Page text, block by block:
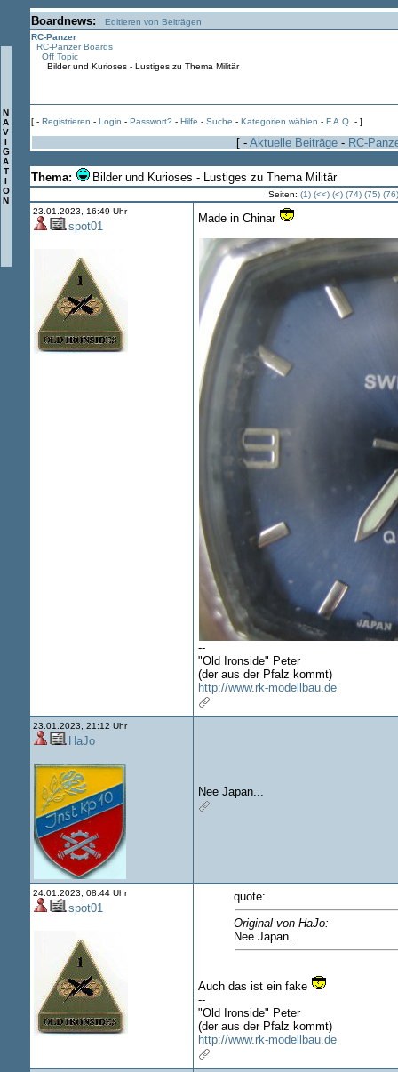
N
A
V
I
G
A
T
I
O
N
Boardnews:
Editieren von Beiträgen
RC-Panzer
RC-Panzer Boards
Off Topic
Bilder und Kurioses - Lustiges zu Thema Militär
[ -Registrieren -Login -Passwort? -Hilfe -Suche -Kategorien wählen -F.A.Q. - ]
[ - Aktuelle Beiträge - RC-
Thema: Bilder und Kurioses - Lustiges zu Thema Militär
Seiten:(1) (<<) (<) (74) (75)
23.01.2023, 16:49 Uhr
spot01
Made in Chinar
--
"Old Ironside" Peter
(der aus der Pfalz kommt)
http://www.rk-modellbau.de
23.01.2023, 21:12 Uhr
HaJo
Nee Japan...
24.01.2023, 08:44 Uhr
spot01
quote:
Original von HaJo:
Nee Japan...
Auch das ist ein fake
--
"Old Ironside" Peter
(der aus der Pfalz kommt)
http://www.rk-modellbau.de